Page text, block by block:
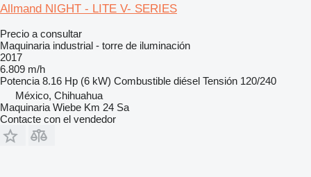
Allmand NIGHT - LITE V- SERIES
Precio a consultar
Maquinaria industrial - torre de iluminación
2017
6.809 m/h
Potencia 8.16 Hp (6 kW) Combustible diésel Tensión 120/240
México, Chihuahua
Maquinaria Wiebe Km 24 Sa
Contacte con el vendedor